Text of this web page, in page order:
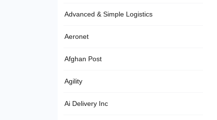
Advanced & Simple Logistics
Aeronet
Afghan Post
Agility
Ai Delivery Inc